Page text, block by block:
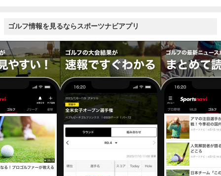
ゴルフ情報を見るならスポーツナビアプリ